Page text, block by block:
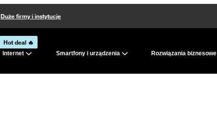
Duże firmy i instytucje
Hot deal 🔥
Internet Smartfony i urządzenia Rozwiązania biznesowe